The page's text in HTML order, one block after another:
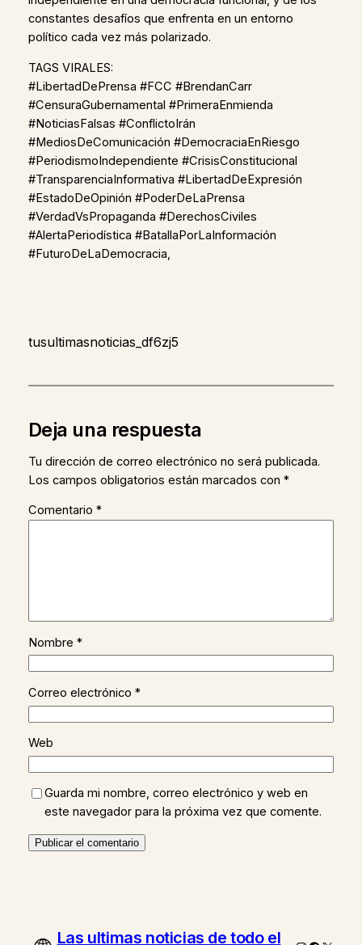
constantes desafíos que enfrenta en un entorno
político cada vez más polarizado.
TAGS VIRALES:
#LibertadDePrensa #FCC #BrendanCarr
#CensuraGubernamental #PrimeraEnmienda
#NoticiasFalsas #ConflictoIrán
#MediosDeComunicación #DemocraciaEnRiesgo
#PeriodismoIndependiente #CrisisConstitucional
#TransparenciaInformativa #LibertadDeExpresión
#EstadoDeOpinión #PoderDeLaPrensa
#VerdadVsPropaganda #DerechosCiviles
#AlertaPeriodística #BatallaPorLaInformación
#FuturoDeLaDemocracia,
tusultimasnoticias_df6zj5
Deja una respuesta
Tu dirección de correo electrónico no será publicada.
Los campos obligatorios están marcados con *
Comentario *
Nombre *
Correo electrónico *
Web
Guarda mi nombre, correo electrónico y web en
este navegador para la próxima vez que comente.
Las ultimas noticias de todo el